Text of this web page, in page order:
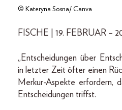
© Kateryna Sosna/ Canva
FISCHE | 19. FEBRUAR –
„Entscheidungen über
in letzter Zeit öfter einen
Merkur-Aspekte erfordern,
Entscheidungen triffst.